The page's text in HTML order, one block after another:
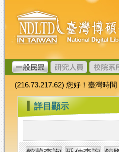
跳
到
主
要
內
容
臺
灣
博
碩
士
論
文
加
值
系
統
(216.73.217.62) 您好！臺灣時
::: 詳目顯示